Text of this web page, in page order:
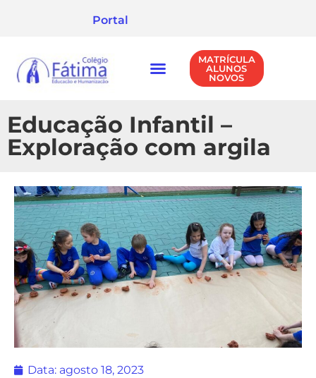
Portal
MATRÍCULA
ALUNOS
NOVOS
Educação Infantil –
Exploração com argila
Data: agosto 18, 2023